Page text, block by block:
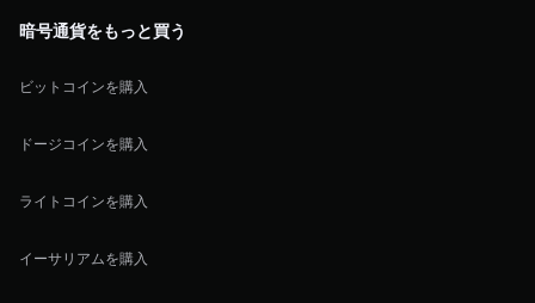
暗号通貨をもっと買う
ビットコインを購入
ドージコインを購入
ライトコインを購入
イーサリアムを購入